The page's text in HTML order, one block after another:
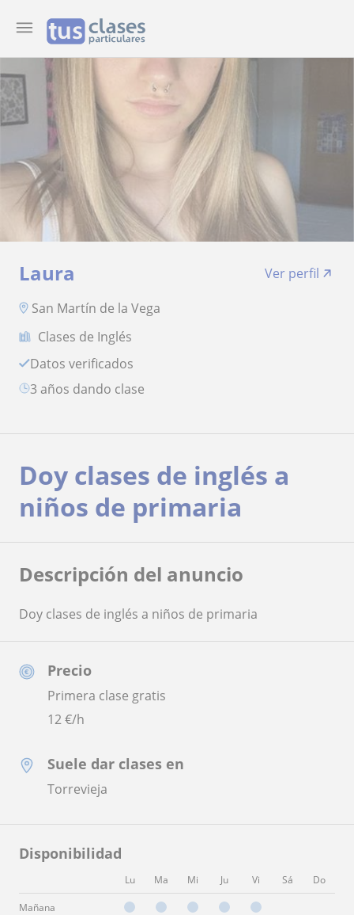
Laura
Ver perfil
San Martín de la Vega
Clases de Inglés
Datos verificados
3 años dando clase
Precio
Primera clase gratis
12€/h
Suele dar clases en
Torrevieja
Disponibilidad
Lu Ma Mi Ju Vi Sá Do
Mañana
Doy clases de inglés a
niños de primaria
Descripción del anuncio
Doy clases de inglés a niños de primaria